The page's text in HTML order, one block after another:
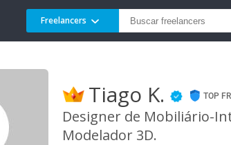
Freelancers
Tiago K. TOP
Designer de Mobiliário-
Modelador 3D.